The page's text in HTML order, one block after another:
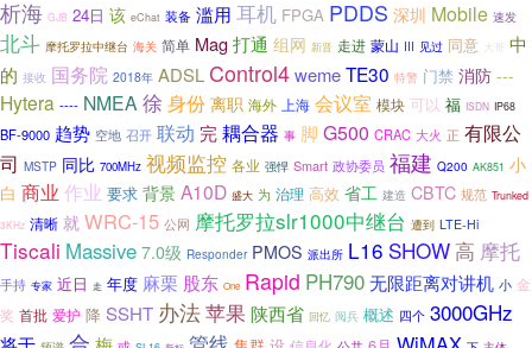
析海 GJB 24日 该 eChat 装备 滥用 耳机 FPGA PDDS 深圳 Mobile 速发
北斗 摩托罗拉中继台 海关 简单 Mag打通 组网 新晋 走进 蒙山 III 见过 同意 大哥 中
的 接收 国务院 2018年 ADSL Control4wemeTE30 特警 门禁 消防 ---
Hytera ---- NMEA 徐 身份 离职 海外 上海 会议室 模块 可以 福 ISDN IP68
BF-9000 趋势 空地 召开 联动 完耦合器 事 脚 G500 CRAC 大火 正 有限公
司 MSTP 同比 700MHz 视频监控 各业 强悍 Smart 政协委员 福建 Q200 AK851 小
白 商业 作业 要求 背景 A10D 盛大 为 治理 高效 省工 建造 CBTC 规范 Trunked
3KHz 清晰 就 WRC-15 公网 摩托罗拉slr1000中继台 遭到 LTE-Hi
Tiscali Massive 7.0级 Responder PMOS 派出所 L16 SHOW 高 摩托
手持 专家 近日 走 年度 麻栗 股东 One Rapid PH790无限距离对讲机 小 金
奖 首批 爱护 降 SSHT 办法苹果 陕西省 回忆 阅兵 概述 四个 3000GHz